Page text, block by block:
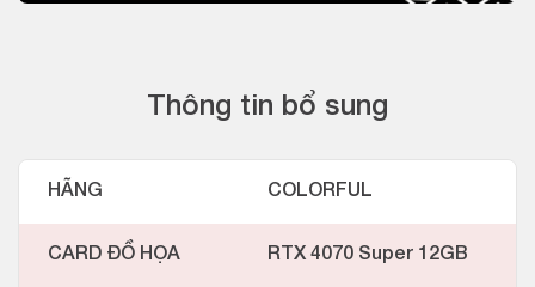
Thông tin bổ sung
HÃNG COLORFUL
CARD ĐỒ HỌA RTX 4070 Super 12GB